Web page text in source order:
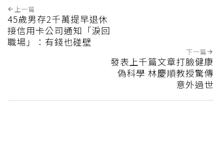
上一篇
45歲男存2千萬提早退休
接信用卡公司通知「淚回
職場」：有錢也碰壁
下一篇
發表上千篇文章打臉健康
偽科學 林慶順教授驚傳
意外過世